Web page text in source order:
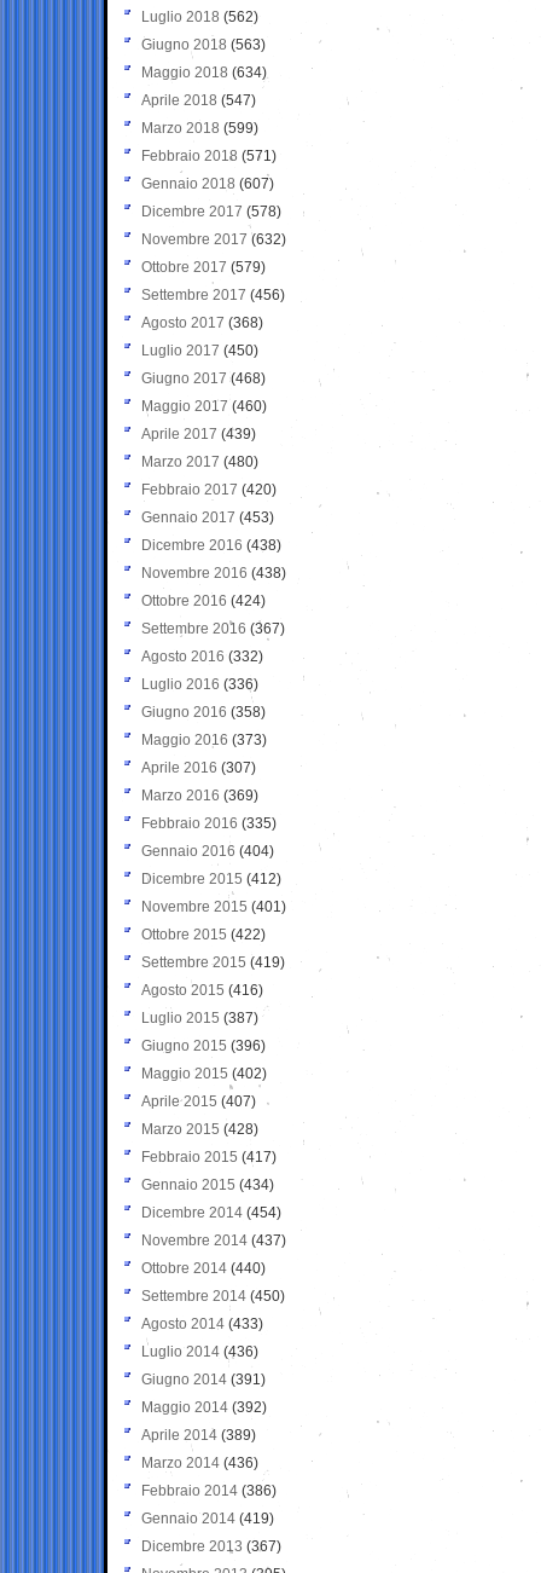
Luglio 2018 (562)
Giugno 2018 (563)
Maggio 2018 (634)
Aprile 2018 (547)
Marzo 2018 (599)
Febbraio 2018 (571)
Gennaio 2018 (607)
Dicembre 2017 (578)
Novembre 2017 (632)
Ottobre 2017 (579)
Settembre 2017 (456)
Agosto 2017 (368)
Luglio 2017 (450)
Giugno 2017 (468)
Maggio 2017 (460)
Aprile 2017 (439)
Marzo 2017 (480)
Febbraio 2017 (420)
Gennaio 2017 (453)
Dicembre 2016 (438)
Novembre 2016 (438)
Ottobre 2016 (424)
Settembre 2016 (367)
Agosto 2016 (332)
Luglio 2016 (336)
Giugno 2016 (358)
Maggio 2016 (373)
Aprile 2016 (307)
Marzo 2016 (369)
Febbraio 2016 (335)
Gennaio 2016 (404)
Dicembre 2015 (412)
Novembre 2015 (401)
Ottobre 2015 (422)
Settembre 2015 (419)
Agosto 2015 (416)
Luglio 2015 (387)
Giugno 2015 (396)
Maggio 2015 (402)
Aprile 2015 (407)
Marzo 2015 (428)
Febbraio 2015 (417)
Gennaio 2015 (434)
Dicembre 2014 (454)
Novembre 2014 (437)
Ottobre 2014 (440)
Settembre 2014 (450)
Agosto 2014 (433)
Luglio 2014 (436)
Giugno 2014 (391)
Maggio 2014 (392)
Aprile 2014 (389)
Marzo 2014 (436)
Febbraio 2014 (386)
Gennaio 2014 (419)
Dicembre 2013 (367)